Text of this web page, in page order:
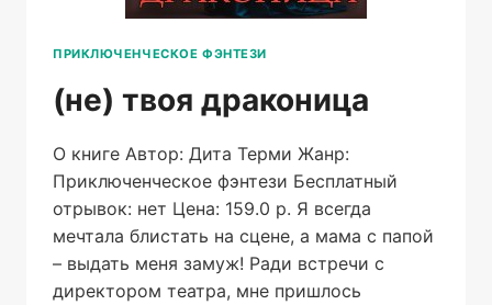
ПРИКЛЮЧЕНЧЕСКОЕ ФЭНТЕЗИ
(не) твоя драконица
О книге Автор: Дита Терми Жанр:
Приключенческое фэнтези Бесплатный
отрывок: нет Цена: 159.0 р. Я всегда
мечтала блистать на сцене, а мама с папой
– выдать меня замуж! Ради встречи с
директором театра, мне пришлось